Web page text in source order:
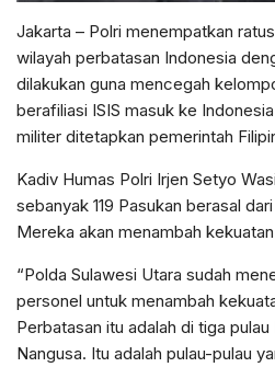
Jakarta – Polri menempatkan
wilayah perbatasan Indonesia
dilakukan guna mencegah
berafiliasi ISIS masuk ke
militer ditetapkan pemerintah
Kadiv Humas Polri Irjen Setyo
sebanyak 119 Pasukan berasal
Mereka akan menambah
“Polda Sulawesi Utara sudah
personel untuk menambah
Perbatasan itu adalah di tiga
Nangusa. Itu adalah pulau-pulau